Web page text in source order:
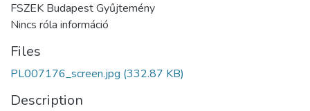
FSZEK Budapest Gyűjtemény
Nincs róla információ
Files
PL007176_screen.jpg (332.87 KB)
Description